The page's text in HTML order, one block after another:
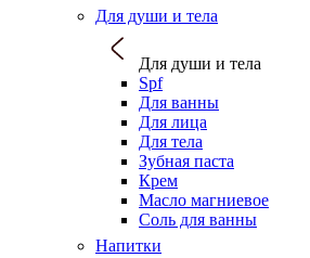
Для души и тела
Для души и тела
Spf
Для ванны
Для лица
Для тела
Зубная паста
Крем
Масло магниевое
Соль для ванны
Напитки